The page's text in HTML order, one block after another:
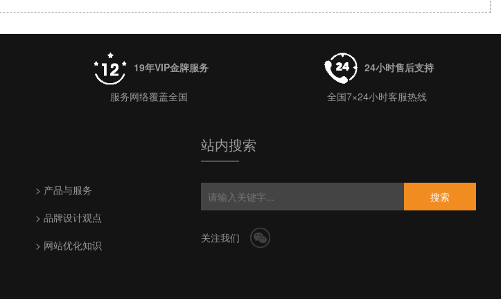
19年VIP金牌服务
服务网络覆盖全国
24小时售后支持
全国7×24小时客服热线
> 产品与服务
> 品牌设计观点
> 网站优化知识
站内搜索
搜索
关注我们